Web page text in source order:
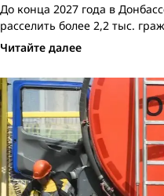
До конца 2027 года в
расселить более 2,2 тыс.
Читайте далее